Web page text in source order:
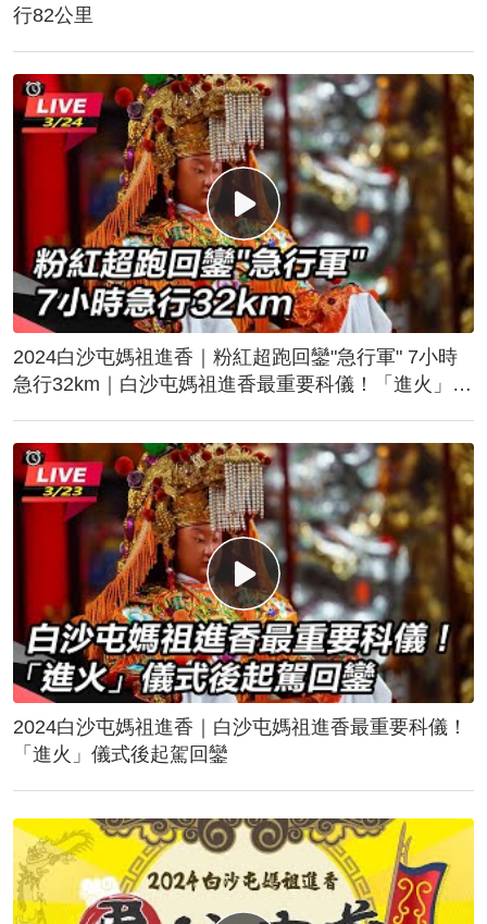
行82公里
2024白沙屯媽祖進香｜粉紅超跑回鑾"急行軍" 7小時
急行32km｜白沙屯媽祖進香最重要科儀！「進火」儀
2024白沙屯媽祖進香｜白沙屯媽祖進香最重要科儀！
「進火」儀式後起駕回鑾